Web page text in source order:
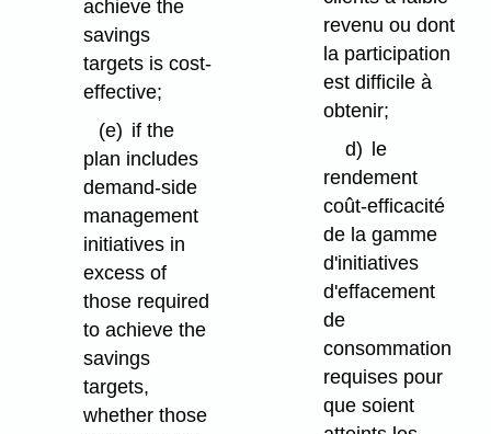
achieve the
savings
targets is cost-
effective;
(e) if the
plan includes
demand-side
management
initiatives in
excess of
those required
to achieve the
savings
targets,
whether those
revenu ou dont
la participation
est difficile à
obtenir;
d) le
rendement
coût-efficacité
de la gamme
d'initiatives
d'effacement
de
consommation
requises pour
que soient